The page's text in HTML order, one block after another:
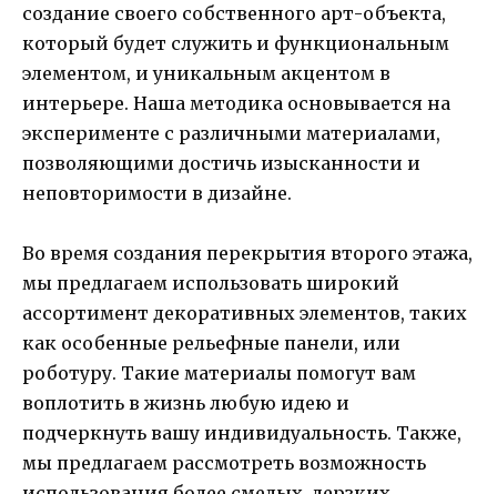
создание своего собственного арт-объекта,
который будет служить и функциональным
элементом, и уникальным акцентом в
интерьере. Наша методика основывается на
эксперименте с различными материалами,
позволяющими достичь изысканности и
неповторимости в дизайне.
Во время создания перекрытия второго этажа,
мы предлагаем использовать широкий
ассортимент декоративных элементов, таких
как особенные рельефные панели, или
роботуру. Такие материалы помогут вам
воплотить в жизнь любую идею и
подчеркнуть вашу индивидуальность. Также,
мы предлагаем рассмотреть возможность